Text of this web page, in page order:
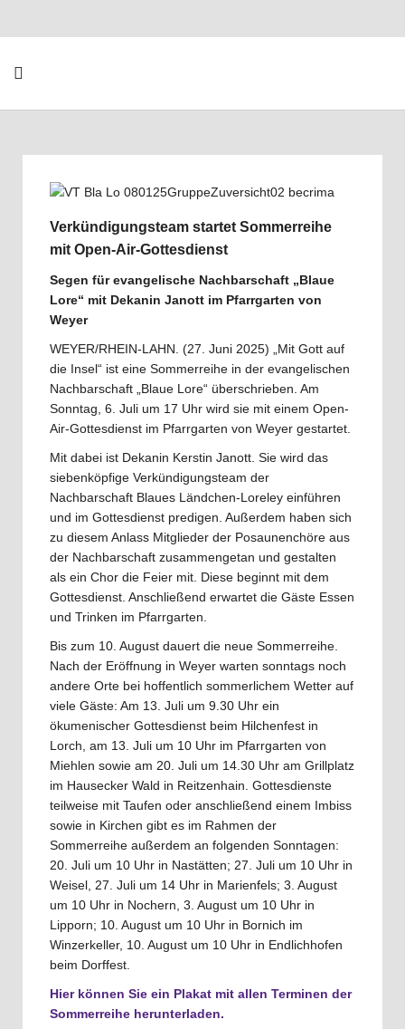
Verkündigungsteam startet Sommerreihe
mit Open-Air-Gottesdienst
Segen für evangelische Nachbarschaft „Blaue
Lore“ mit Dekanin Janott im Pfarrgarten von
Weyer
WEYER/RHEIN-LAHN. (27. Juni 2025) „Mit Gott auf
die Insel“ ist eine Sommerreihe in der evangelischen
Nachbarschaft „Blaue Lore“ überschrieben. Am
Sonntag, 6. Juli um 17 Uhr wird sie mit einem Open-
Air-Gottesdienst im Pfarrgarten von Weyer gestartet.
Mit dabei ist Dekanin Kerstin Janott. Sie wird das
siebenköpfige Verkündigungsteam der
Nachbarschaft Blaues Ländchen-Loreley einführen
und im Gottesdienst predigen. Außerdem haben sich
zu diesem Anlass Mitglieder der Posaunenchöre aus
der Nachbarschaft zusammengetan und gestalten
als ein Chor die Feier mit. Diese beginnt mit dem
Gottesdienst. Anschließend erwartet die Gäste Essen
und Trinken im Pfarrgarten.
Bis zum 10. August dauert die neue Sommerreihe.
Nach der Eröffnung in Weyer warten sonntags noch
andere Orte bei hoffentlich sommerlichem Wetter auf
viele Gäste: Am 13. Juli um 9.30 Uhr ein
ökumenischer Gottesdienst beim Hilchenfest in
Lorch, am 13. Juli um 10 Uhr im Pfarrgarten von
Miehlen sowie am 20. Juli um 14.30 Uhr am Grillplatz
im Hausecker Wald in Reitzenhain. Gottesdienste
teilweise mit Taufen oder anschließend einem Imbiss
sowie in Kirchen gibt es im Rahmen der
Sommerreihe außerdem an folgenden Sonntagen:
20. Juli um 10 Uhr in Nastätten; 27. Juli um 10 Uhr in
Weisel, 27. Juli um 14 Uhr in Marienfels; 3. August
um 10 Uhr in Nochern, 3. August um 10 Uhr in
Lipporn; 10. August um 10 Uhr in Bornich im
Winzerkeller, 10. August um 10 Uhr in Endlichhofen
beim Dorffest.
Hier können Sie ein Plakat mit allen Terminen der
Sommerreihe herunterladen.